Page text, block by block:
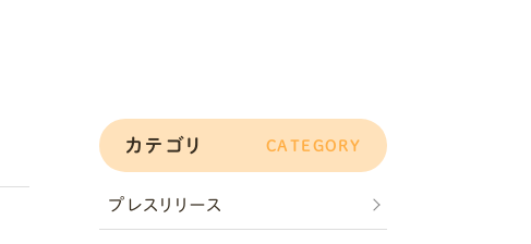
カテゴリ CATEGORY
プレスリリース